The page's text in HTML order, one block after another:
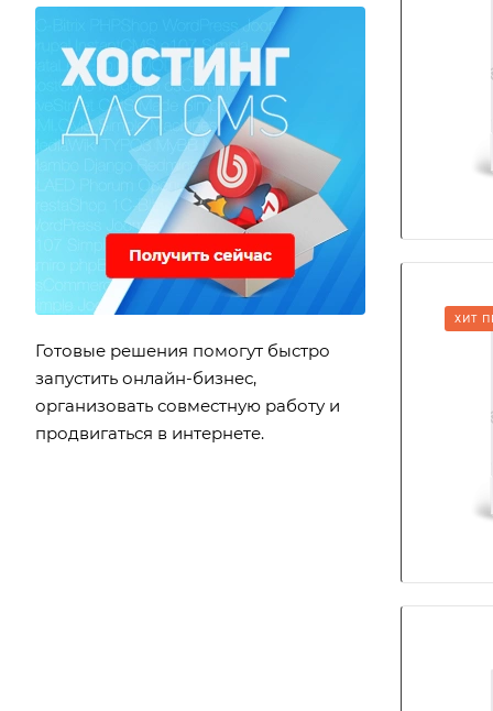
ХИТ
Готовые решения помогут быстро
запустить онлайн-бизнес,
организовать совместную работу и
продвигаться в интернете.